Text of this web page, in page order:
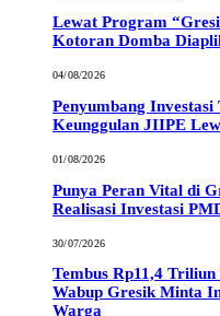
Lewat Program
Kotoran Domba
04/08/2026
Penyumbang
Keunggulan JIIPE
01/08/2026
Punya Peran Vital di
Realisasi Investasi
30/07/2026
Tembus Rp11,4
Wabup Gresik Minta
Warga